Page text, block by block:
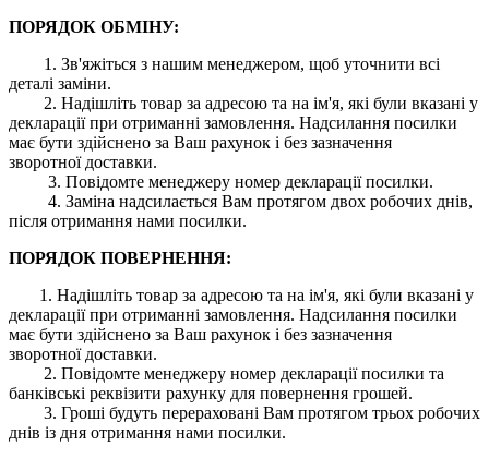
ПОРЯДОК ОБМІНУ:
1. Зв'яжіться з нашим менеджером, щоб уточнити всі
деталі заміни.
2. Надішліть товар за адресою та на ім'я, які були вказані у
декларації при отриманні замовлення. Надсилання посилки
має бути здійснено за Ваш рахунок і без зазначення
зворотної доставки.
3. Повідомте менеджеру номер декларації посилки.
4. Заміна надсилається Вам протягом двох робочих днів,
після отримання нами посилки.
ПОРЯДОК ПОВЕРНЕННЯ:
1. Надішліть товар за адресою та на ім'я, які були вказані у
декларації при отриманні замовлення. Надсилання посилки
має бути здійснено за Ваш рахунок і без зазначення
зворотної доставки.
2. Повідомте менеджеру номер декларації посилки та
банківські реквізити рахунку для повернення грошей.
3. Гроші будуть перераховані Вам протягом трьох робочих
днів із дня отримання нами посилки.